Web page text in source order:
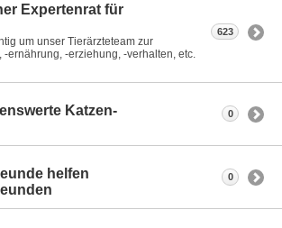
Expertenrat für
um unser Tierärzteteam zur
-ernährung, -erziehung, -verhalten, etc.
623
Katzen-
0
helfen
0